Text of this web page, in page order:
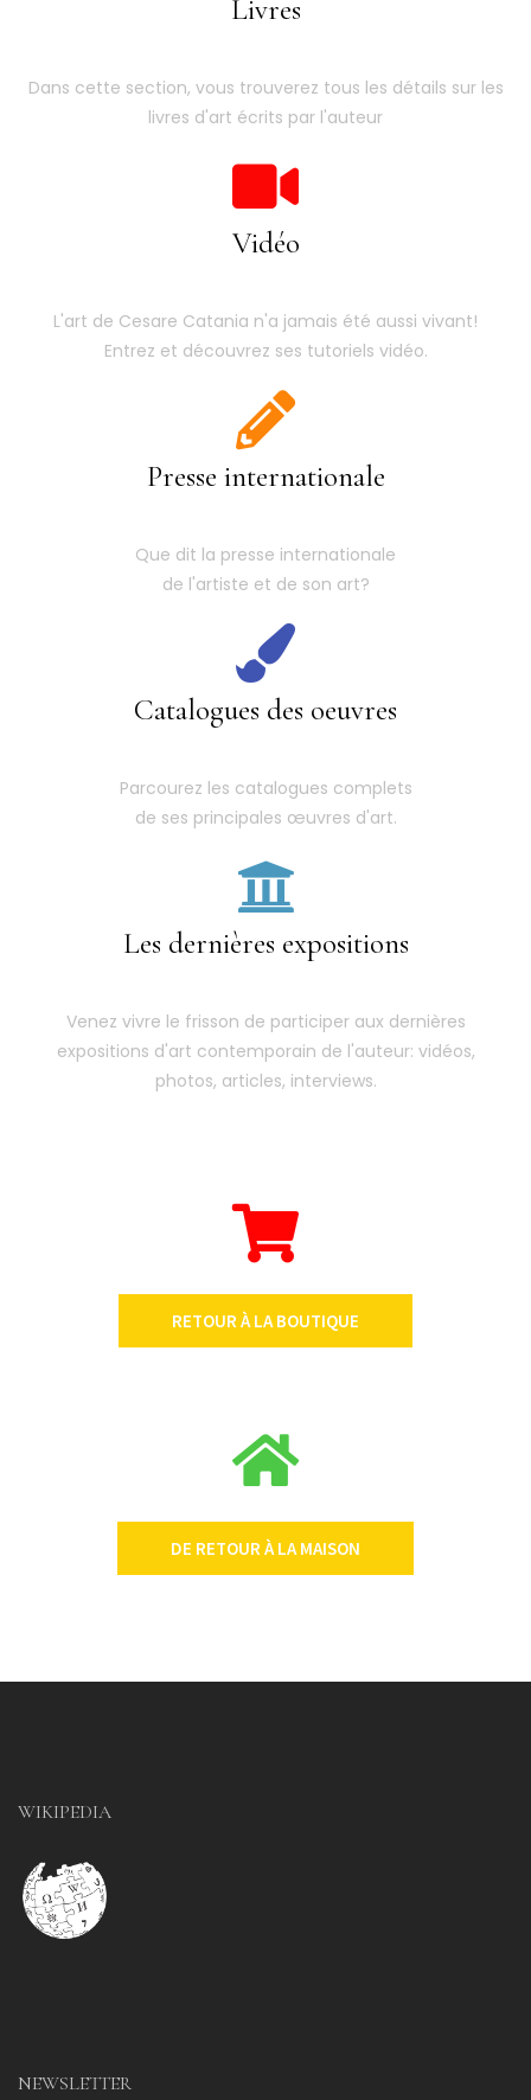
Livres
Dans cette section, vous trouverez tous les détails sur les
livres d'art écrits par l'auteur
Vidéo
L'art de Cesare Catania n'a jamais été aussi vivant!
Entrez et découvrez ses tutoriels vidéo.
Presse internationale
Que dit la presse internationale
de l'artiste et de son art?
Catalogues des oeuvres
Parcourez les catalogues complets
de ses principales œuvres d'art.
Les dernières expositions
Venez vivre le frisson de participer aux dernières
expositions d'art contemporain de l'auteur: vidéos,
photos, articles, interviews.
RETOUR À LA BOUTIQUE
DE RETOUR À LA MAISON
WIKIPEDIA
NEWSLETTER